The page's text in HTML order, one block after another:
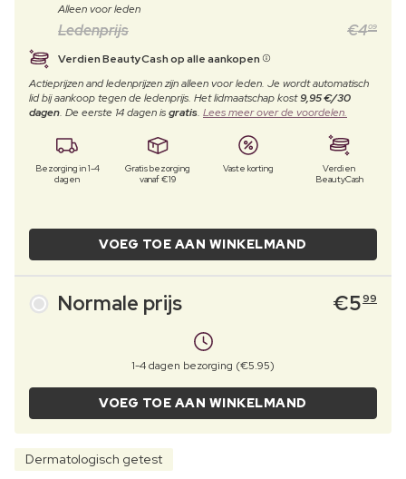
Alleen voor leden
Ledenprijs €409
Verdien BeautyCash op alle aankopen
Actieprijzen and ledenprijzen zijn alleen voor leden. Je wordt automatisch
lid bij aankoop tegen de ledenprijs. Het lidmaatschap kost9,95 €/30
dagen. De eerste 14 dagen isgratis. Lees meer over de voordelen.
Bezorging in 1-4
dagen
Gratis bezorging
vanaf €19
Vaste korting
Verdien
BeautyCash
VOEG TOE AAN WINKELMAND
Normale prijs €599
1-4 dagen bezorging (€5.95)
VOEG TOE AAN WINKELMAND
Dermatologisch getest